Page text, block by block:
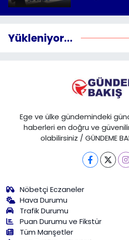
Yükleniyor...
Ege ve ülke gündemindeki
haberleri en doğru ve
olabilirsiniz / GÜNDEME
Nöbetçi Eczaneler
Hava Durumu
Trafik Durumu
Puan Durumu ve Fikstür
Tüm Manşetler